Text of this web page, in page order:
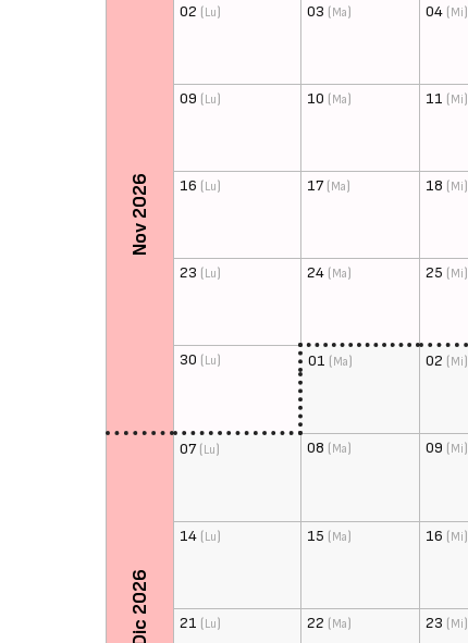
Nov 2026
02 (Lu) 03 (Ma) 04 (Mi)
09 (Lu) 10 (Ma) 11 (Mi)
16 (Lu) 17(Ma) 18 (Mi)
23 (Lu) 24 (Ma) 25 (Mi)
30 (Lu) 01 (Ma) 02 (Mi)
Dic 2026
07(Lu) 08 (Ma) 09 (Mi)
14 (Lu) 15 (Ma) 16 (Mi)
21 (Lu) 22 (Ma) 23 (Mi)